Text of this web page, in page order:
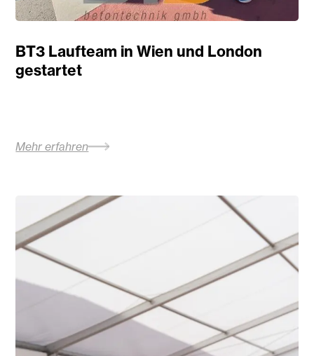
BT3 Laufteam in Wien und London
gestartet
Mehr erfahren